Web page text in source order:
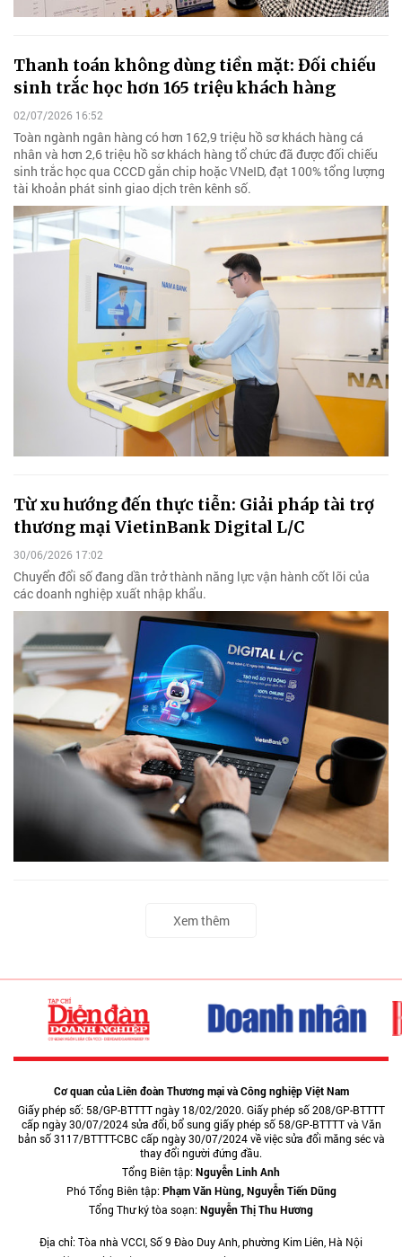
Thanh toán không dùng tiền mặt: Đối chiếu
sinh trắc học hơn 165 triệu khách hàng
02/07/2026 16:52
Toàn ngành ngân hàng có hơn 162,9 triệu hồ sơ khách hàng cá
nhân và hơn 2,6 triệu hồ sơ khách hàng tổ chức đã được đối chiếu
sinh trắc học qua CCCD gắn chip hoặc VNeID, đạt 100% tổng lượng
tài khoản phát sinh giao dịch trên kênh số.
Từ xu hướng đến thực tiễn: Giải pháp tài trợ
thương mại VietinBank Digital L/C
30/06/2026 17:02
Chuyển đổi số đang dần trở thành năng lực vận hành cốt lõi của
các doanh nghiệp xuất nhập khẩu.
Xem thêm
Cơ quan của Liên đoàn Thương mại và Công nghiệp Việt Nam
Giấy phép số: 58/GP-BTTTT ngày 18/02/2020. Giấy phép số 208/GP-BTTTT
cấp ngày 30/07/2024 sửa đổi, bổ sung giấy phép số 58/GP-BTTTT và Văn
bản số 3117/BTTTT-CBC cấp ngày 30/07/2024 về việc sửa đổi măng séc và
thay đổi người đứng đầu.
Tổng Biên tập:Nguyễn Linh Anh
Phó Tổng Biên tập:Phạm Văn Hùng, Nguyễn Tiến Dũng
Tổng Thư ký tòa soạn:Nguyễn Thị Thu Hương
Địa chỉ: Tòa nhà VCCI, Số 9 Đào Duy Anh, phường Kim Liên, Hà Nội